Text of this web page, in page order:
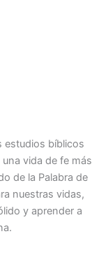
estudios bíblicos
vida de fe más
de la Palabra de
nuestras vidas,
y aprender a